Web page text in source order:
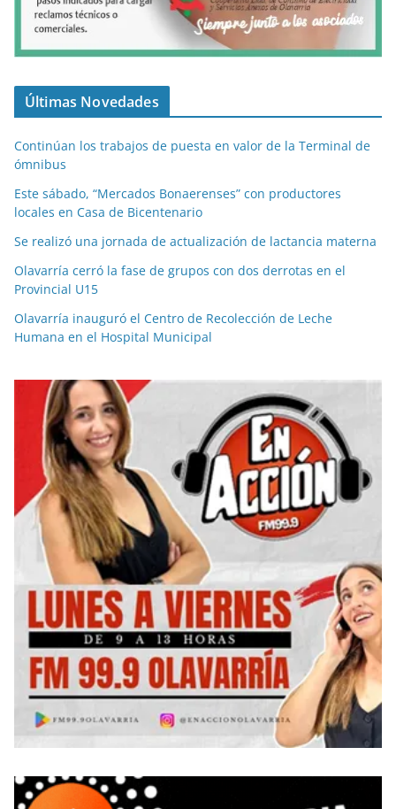
Últimas Novedades
Continúan los trabajos de puesta en valor de la Terminal de
ómnibus
Este sábado, “Mercados Bonaerenses” con productores
locales en Casa de Bicentenario
Se realizó una jornada de actualización de lactancia materna
Olavarría cerró la fase de grupos con dos derrotas en el
Provincial U15
Olavarría inauguró el Centro de Recolección de Leche
Humana en el Hospital Municipal